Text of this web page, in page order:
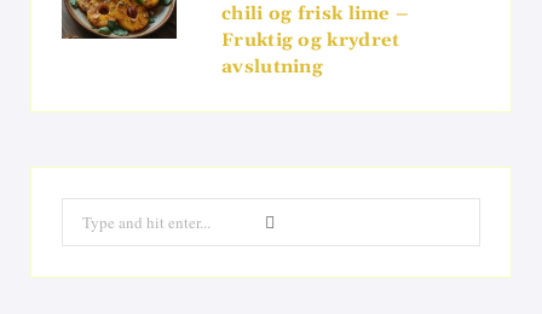
chili og frisk lime –
Fruktig og krydret
avslutning
for: